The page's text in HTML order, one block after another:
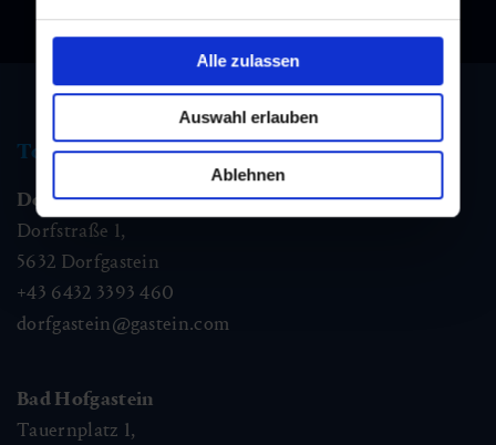
Alle zulassen
Auswahl erlauben
Ablehnen
Tourist information
Dorfgastein
Dorfstraße 1,
5632 Dorfgastein
+43 6432 3393 460
dorfgastein@gastein.com
Bad Hofgastein
Tauernplatz 1,